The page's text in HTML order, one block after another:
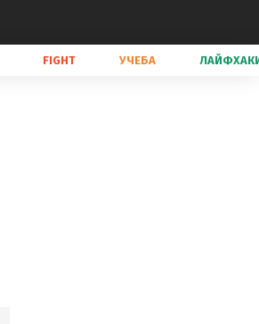
FIGHT УЧЕБА